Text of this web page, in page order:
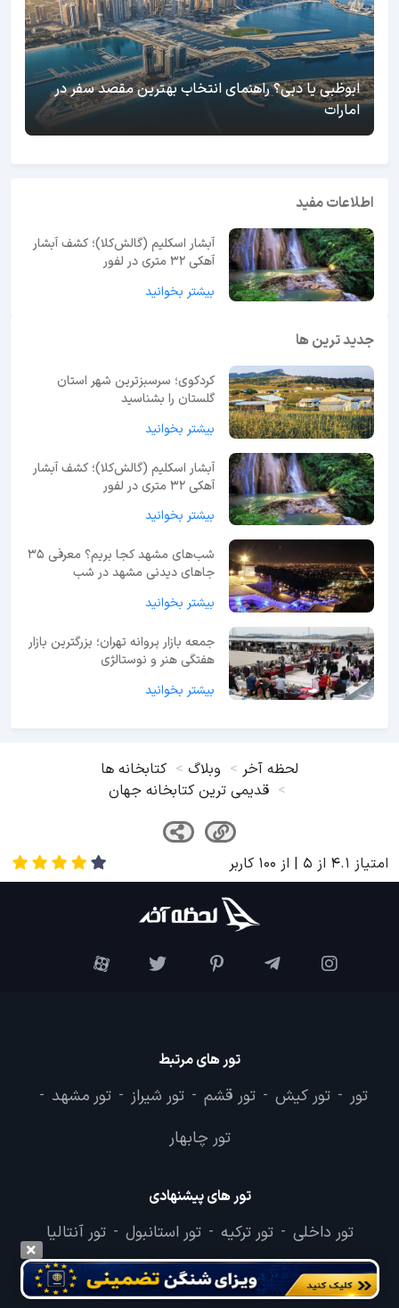
ابوظبی یا دبی؟ راهنمای انتخاب بهترین مقصد سفر در
امارات
اطلاعات مفید
آبشار اسکلیم (گالش‌کلا)؛ کشف آبشار
آهکی ۳۲ متری در لفور
بیشتر بخوانید
جدید ترین ها
کردکوی؛ سرسبزترین شهر استان
گلستان را بشناسید
بیشتر بخوانید
آبشار اسکلیم (گالش‌کلا)؛ کشف آبشار
آهکی ۳۲ متری در لفور
بیشتر بخوانید
شب‌های مشهد کجا بریم؟ معرفی 35
جاهای دیدنی مشهد در شب
بیشتر بخوانید
جمعه بازار پروانه تهران؛ بزرگترین بازار
هفتگی هنر و نوستالژی
بیشتر بخوانید
لحظه آخر وبلاگ
کتابخانه ها
قدیمی ترین کتابخانه جهان
امتیاز 4.1 از 5 | از 100 کاربر
تور های مرتبط
تور - تور کیش - تور قشم - تور شیراز - تور مشهد -
تور چابهار
تور های پیشنهادی
تور داخلی - تور ترکیه - تور استانبول - تور آنتالیا
- تور تایلند - تور دبی